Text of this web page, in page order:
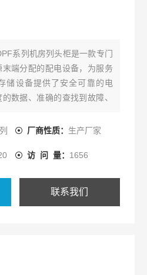
系列机房列头柜是一款专门
端分配的配电设备，为服务
储设备提供了安全可靠的电
数据、准确的查找到故障、
厂商性质： 生产厂家
访 问 量： 1656
联系我们